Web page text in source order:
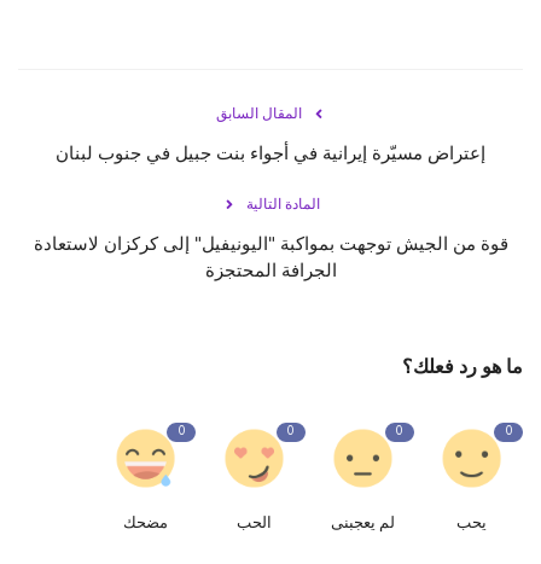
المقال السابق
إعتراض مسيّرة إيرانية في أجواء بنت جبيل في جنوب لبنان
المادة التالية
قوة من الجيش توجهت بمواكبة "اليونيفيل" إلى كركزان لاستعادة
الجرافة المحتجزة
ما هو رد فعلك؟
0
يحب
0
لم يعجبنى
0
الحب
0
مضحك